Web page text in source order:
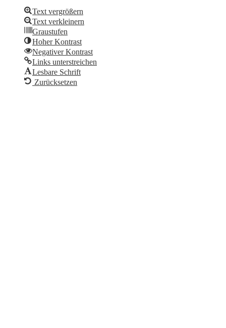
Text vergrößern
Text verkleinern
Graustufen
Hoher Kontrast
Negativer Kontrast
Links unterstreichen
Lesbare Schrift
Zurücksetzen